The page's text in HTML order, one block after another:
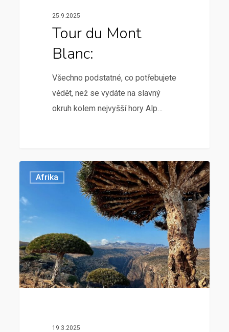
25.9.2025
Tour du Mont
Blanc:
Všechno podstatné, co potřebujete
vědět, než se vydáte na slavný
okruh kolem nejvyšší hory Alp…
Afrika
19.3.2025